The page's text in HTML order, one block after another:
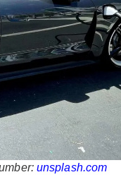
unsplash.com